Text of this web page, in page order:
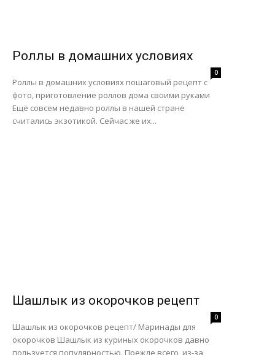
Роллы в домашних условиях
0
Роллы в домашних условиях пошаговый рецепт с
фото, приготовление роллов дома своими руками
Ещё совсем недавно роллы в нашей стране
считались экзотикой. Сейчас же их...
Шашлык из окорочков рецепт
0
Шашлык из окорочков рецепт/ Маринады для
окорочков Шашлык из куриных окорочков давно